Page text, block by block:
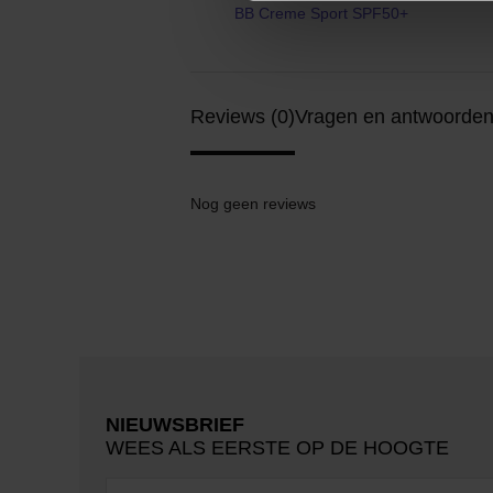
BB Creme Sport SPF50+
Reviews (0)Vragen en
Nog geen reviews
NIEUWSBRIEF
WEES ALS EERSTE OP DE HOOGTE